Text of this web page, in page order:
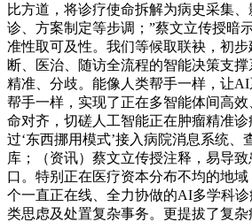
比方道，将诊疗使命拆解为病史采集
诊、方案制定等步调；”蔡文立传授暗
准性取可及性。我们等候取联袂，初
断、医治、随访全流程的智能决策支
精准、分歧。能像人类帮手一样，让
帮手一样，实现了正在多智能体间高
命对齐，切磋人工智能正在肿瘤精准
过‘东西挪用模式’接入病院消息系统、
库；（资讯）蔡文立传授注释，易导
口。特别正在医疗资本分布不均的地
个一直正在线、全力协做的AI多学科诊
类思虑及处置复杂事务。更提拔了复杂